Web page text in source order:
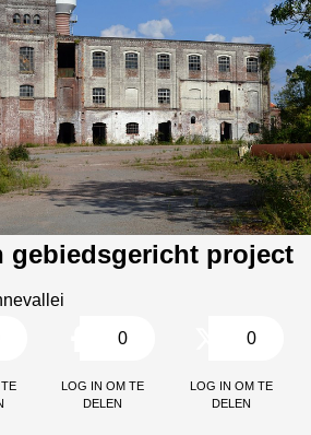
gebiedsgericht project
te
0
Log in om te
delen
0
Log in om te
delen